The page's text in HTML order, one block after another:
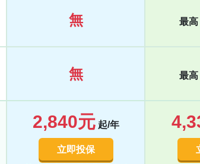
無 最高
無 最高
2,840元 起/年
立即投保